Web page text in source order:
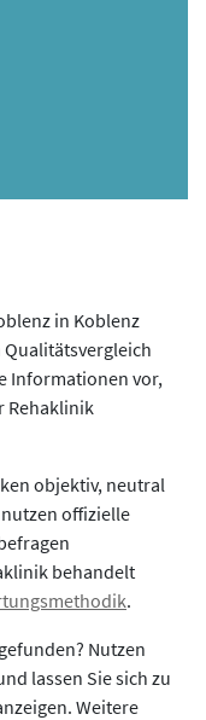
in Koblenz
Informationen vor,
Rehaklinik
objektiv, neutral
offizielle
behandelt
.
Nutzen
lassen Sie sich zu
Weitere